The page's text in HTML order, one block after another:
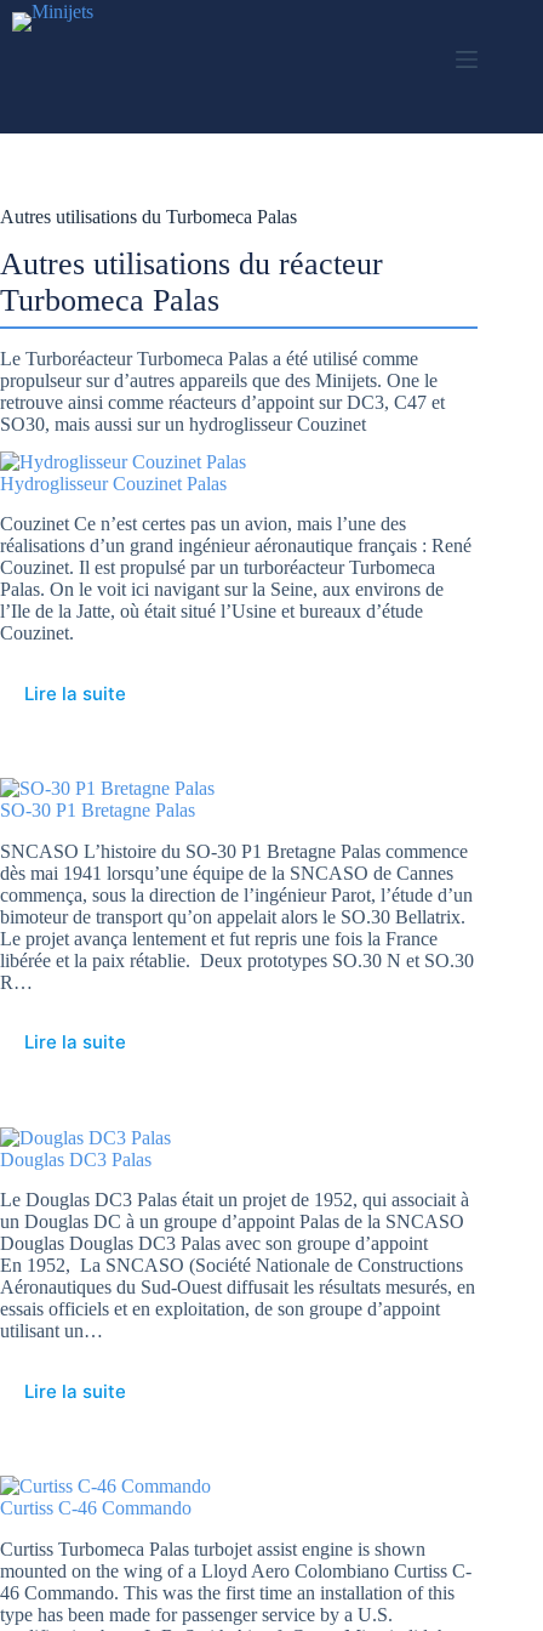
Passer
au
Autres utilisations du Turbomeca Palas
Autres utilisations du réacteur
Turbomeca Palas
Le Turboréacteur Turbomeca Palas a été utilisé comme
propulseur sur d’autres appareils que des Minijets. One le
retrouve ainsi comme réacteurs d’appoint sur DC3, C47 et
SO30, mais aussi sur un hydroglisseur Couzinet
Hydroglisseur Couzinet Palas
Couzinet Ce n’est certes pas un avion, mais l’une des
réalisations d’un grand ingénieur aéronautique français : René
Couzinet. Il est propulsé par un turboréacteur Turbomeca
Palas. On le voit ici navigant sur la Seine, aux environs de
l’Ile de la Jatte, où était situé l’Usine et bureaux d’étude
Couzinet.
Lire la suite
SO-30 P1 Bretagne Palas
SNCASO L’histoire du SO-30 P1 Bretagne Palas commence
dès mai 1941 lorsqu’une équipe de la SNCASO de Cannes
commença, sous la direction de l’ingénieur Parot, l’étude d’un
bimoteur de transport qu’on appelait alors le SO.30 Bellatrix.
Le projet avança lentement et fut repris une fois la France
libérée et la paix rétablie. Deux prototypes SO.30 N et SO.30
R…
Lire la suite
Douglas DC3 Palas
Le Douglas DC3 Palas était un projet de 1952, qui associait à
un Douglas DC à un groupe d’appoint Palas de la SNCASO
Douglas Douglas DC3 Palas avec son groupe d’appoint
En 1952, La SNCASO (Société Nationale de Constructions
Aéronautiques du Sud-Ouest diffusait les résultats mesurés, en
essais officiels et en exploitation, de son groupe d’appoint
utilisant un…
Lire la suite
Curtiss C-46 Commando
Curtiss Turbomeca Palas turbojet assist engine is shown
mounted on the wing of a Lloyd Aero Colombiano Curtiss C-
46 Commando. This was the first time an installation of this
type has been made for passenger service by a U.S.